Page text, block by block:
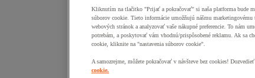
Kliknutím na tlačitko "Prijať a pokračovať" si naša platforma bude
súborov cookie. Tieto informácie umožňujú nášmu
webových stránok a analyzovať vaše nákupné preferencie. To nám
potrebám, a poskytovať vám vhodnú/prispôsobené reklamu. Ak sa
cookie, kliknite na "nastavenia súborov cookie".
A samozrejme, môžete pokračovať v návšteve bez cookies!
cookie.